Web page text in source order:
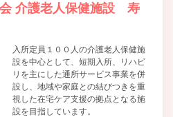
介護老人保健施設 寿
入所定員１００人の介護老人保健施
設を中心として、短期入所、リハビ
リを主にした通所サービス事業を併
設し、地域や家庭との結びつきを重
視した在宅ケア支援の拠点となる施
設を目指しています。